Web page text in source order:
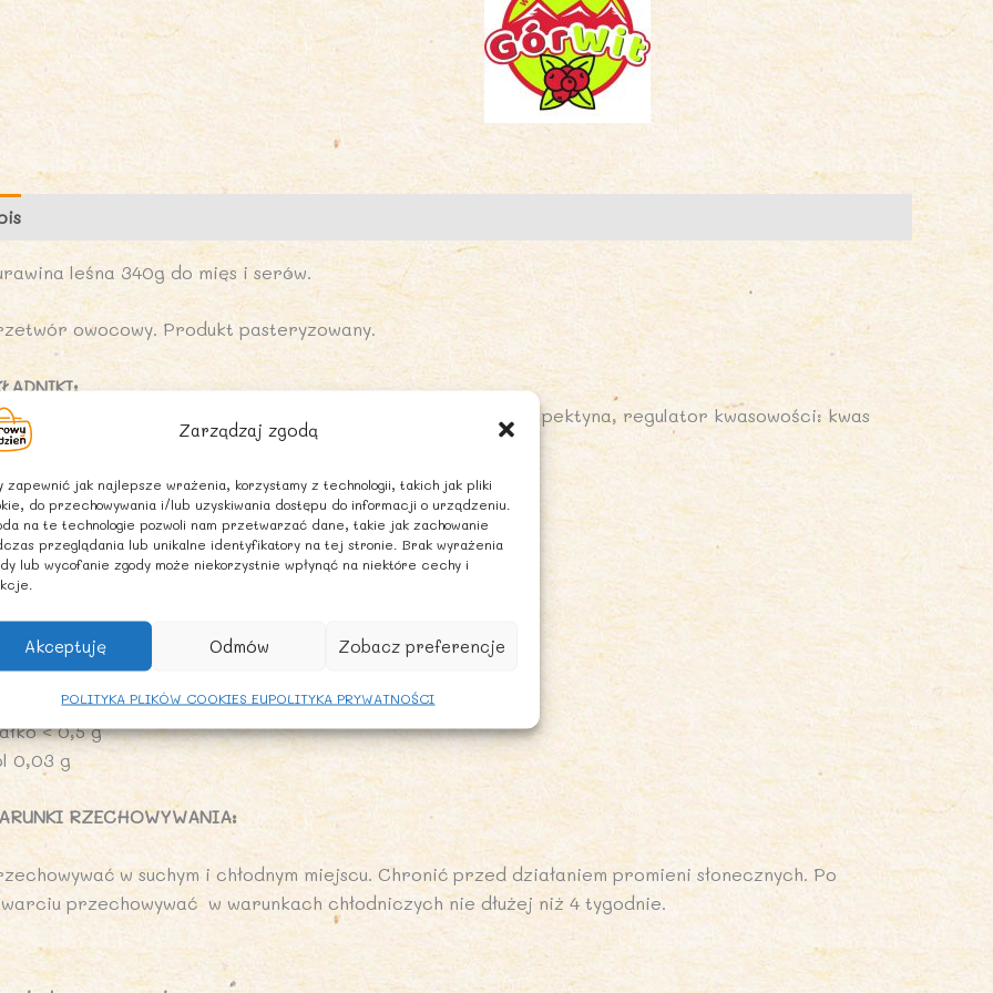
Zarządzaj zgodą
zapewnić jak najlepsze wrażenia, korzystamy z technologii, takich jak pliki
do przechowywania i/lub uzyskiwania dostępu do informacji o urządzeniu.
na te technologie pozwoli nam przetwarzać dane, takie jak zachowanie
przeglądania lub unikalne identyfikatory na tej stronie. Brak wyrażenia
lub wycofanie zgody może niekorzystnie wpłynąć na niektóre cechy i
Akceptuję Odmów Zobacz preferencje
POLITYKA PLIKÓW COOKIES EUPOLITYKA PRYWATNOŚCI
leśna 340g do mięs i serów.
owocowy. Produkt pasteryzowany.
leśna cały owoc 50%, cukier, woda, środek żelujący: pektyna, regulator kwasowości: kwas
substancja wiążąca: chlorek wapnia.
ODŻYWCZA PRODUKTU w 100 g
energetyczna 733 kJ / 173 Kcal
< 0,5 g
tym kwasy tłuszczowe nasycone < 0,1 g
41,4 g
tym cukry 41,3 g
< 0,5 g
0,03 g
RZECHOWYWANIA:
w suchym i chłodnym miejscu. Chronić przed działaniem promieni słonecznych. Po
przechowywać w warunkach chłodniczych nie dłużej niż 4 tygodnie.